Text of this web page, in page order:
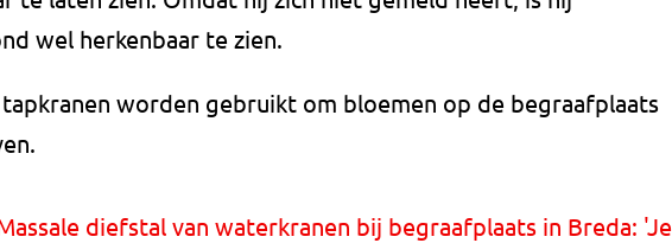
wel herkenbaar te zien.
worden gebruikt om bloemen op de begraafplaats
diefstal van waterkranen bij begraafplaats in Breda: 'Je